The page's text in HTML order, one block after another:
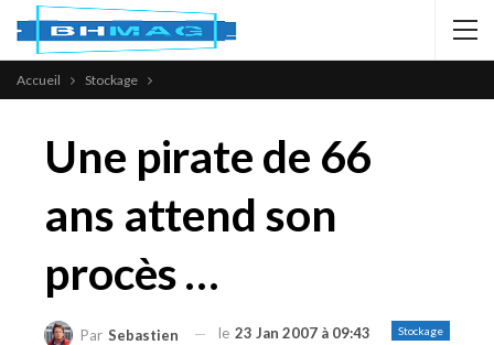
Accueil Stockage
Une pirate de 66
ans attend son
procès …
Stockage
Par Sebastien le 23 Jan 2007 à 09:43